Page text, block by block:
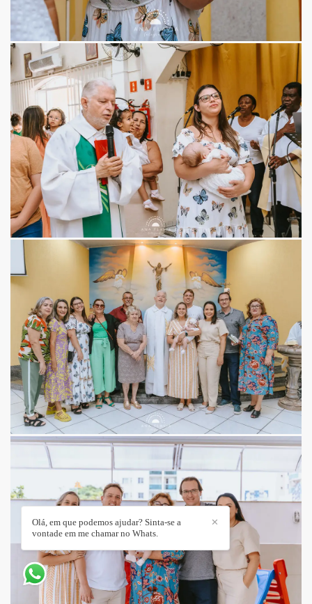
✕
Olá, em que podemos ajudar? Sinta-se a
vontade em me chamar no Whats.